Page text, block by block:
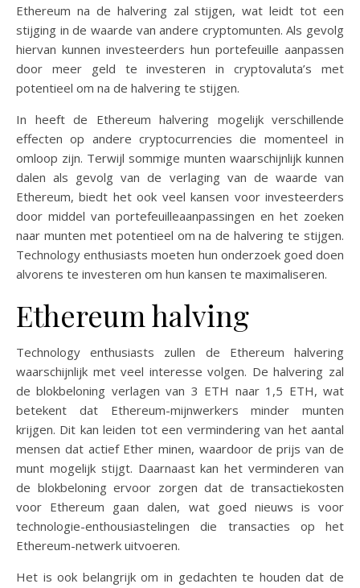
Ethereum na de halvering zal stijgen, wat leidt tot een
stijging in de waarde van andere cryptomunten. Als gevolg
hiervan kunnen investeerders hun portefeuille aanpassen
door meer geld te investeren in cryptovaluta’s met
potentieel om na de halvering te stijgen.
In heeft de Ethereum halvering mogelijk verschillende
effecten op andere cryptocurrencies die momenteel in
omloop zijn. Terwijl sommige munten waarschijnlijk kunnen
dalen als gevolg van de verlaging van de waarde van
Ethereum, biedt het ook veel kansen voor investeerders
door middel van portefeuilleaanpassingen en het zoeken
naar munten met potentieel om na de halvering te stijgen.
Technology enthusiasts moeten hun onderzoek goed doen
alvorens te investeren om hun kansen te maximaliseren.
Ethereum halving
Technology enthusiasts zullen de Ethereum halvering
waarschijnlijk met veel interesse volgen. De halvering zal
de blokbeloning verlagen van 3 ETH naar 1,5 ETH, wat
betekent dat Ethereum-mijnwerkers minder munten
krijgen. Dit kan leiden tot een vermindering van het aantal
mensen dat actief Ether minen, waardoor de prijs van de
munt mogelijk stijgt. Daarnaast kan het verminderen van
de blokbeloning ervoor zorgen dat de transactiekosten
voor Ethereum gaan dalen, wat goed nieuws is voor
technologie-enthousiastelingen die transacties op het
Ethereum-netwerk uitvoeren.
Het is ook belangrijk om in gedachten te houden dat de